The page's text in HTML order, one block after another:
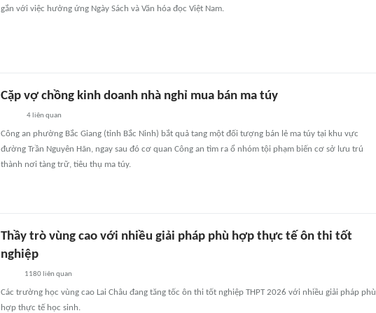
gắn với việc hưởng ứng Ngày Sách và Văn hóa đọc Việt Nam.
Cặp vợ chồng kinh doanh nhà nghỉ mua bán ma túy
4liên quan
Công an phường Bắc Giang (tỉnh Bắc Ninh) bắt quả tang một đối tượng bán lẻ ma túy tại khu vực
đường Trần Nguyên Hãn, ngay sau đó cơ quan Công an tìm ra ổ nhóm tội phạm biến cơ sở lưu trú
thành nơi tàng trữ, tiêu thụ ma túy.
Thầy trò vùng cao với nhiều giải pháp phù hợp thực tế ôn thi tốt
nghiệp
1180liên quan
Các trường học vùng cao Lai Châu đang tăng tốc ôn thi tốt nghiệp THPT 2026 với nhiều giải pháp phù
hợp thực tế học sinh.